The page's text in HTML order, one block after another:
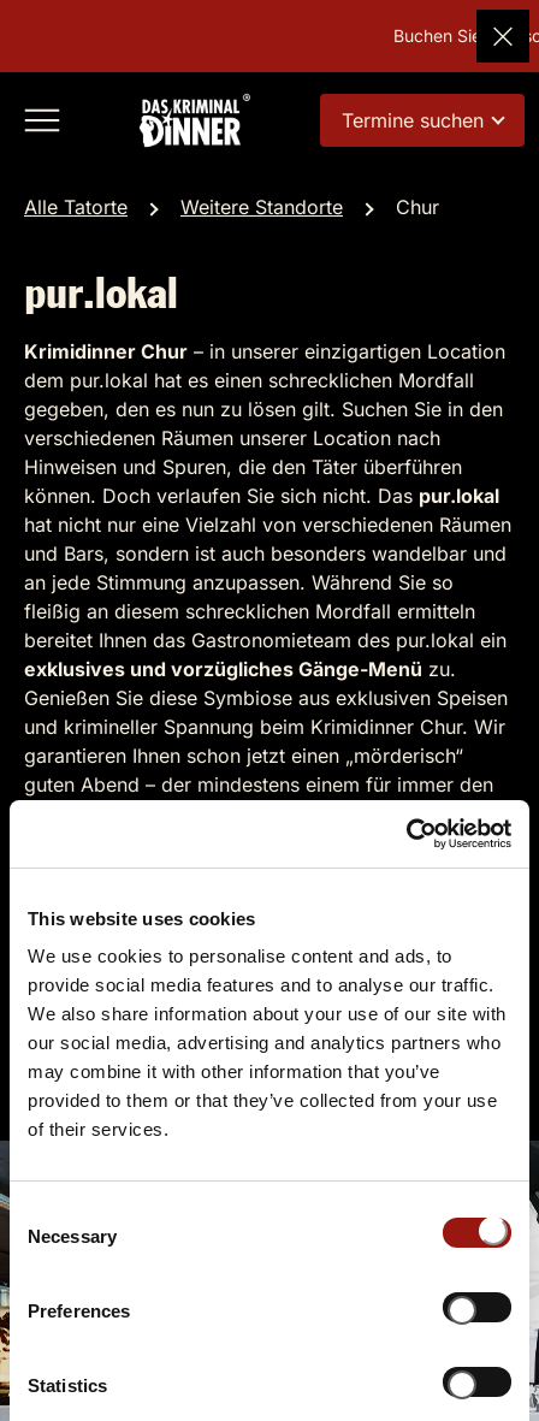
This website uses cookies
We use cookies to personalise content and ads, to
provide social media features and to analyse our traffic.
We also share information about your use of our site with
our social media, advertising and analytics partners who
may combine it with other information that you’ve
provided to them or that they’ve collected from your use
of their services.
Consent
Selection
Necessary
Preferences
Statistics
Buchen Sie
Termine suchen
Alle Tatorte Weitere Standorte Chur
pur.lokal
Krimidinner Chur – in unserer einzigartigen Location
dem pur.lokal hat es einen schrecklichen Mordfall
gegeben, den es nun zu lösen gilt. Suchen Sie in den
verschiedenen Räumen unserer Location nach
Hinweisen und Spuren, die den Täter überführen
können. Doch verlaufen Sie sich nicht. Das pur.lokal
hat nicht nur eine Vielzahl von verschiedenen Räumen
und Bars, sondern ist auch besonders wandelbar und
an jede Stimmung anzupassen. Während Sie so
fleißig an diesem schrecklichen Mordfall ermitteln
bereitet Ihnen das Gastronomieteam des pur.lokal ein
exklusives und vorzügliches Gänge-Menü zu.
Genießen Sie diese Symbiose aus exklusiven Speisen
und krimineller Spannung beim Krimidinner Chur. Wir
garantieren Ihnen schon jetzt einen „mörderisch“
guten Abend – der mindestens einem für immer den
Anfahrt:
pur.lokal
Saluferstrasse 41
7000 Chur
Auf der Karte anzeigen
https://www.purlokal.ch/purlokal.html